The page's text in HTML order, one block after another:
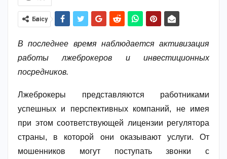
Бөлісу
В последнее время наблюдается активизация
работы лжеброкеров и инвестиционных
посредников.
Лжеброкеры представляются работниками
успешных и перспективных компаний, не имея
при этом соответствующей лицензии регулятора
страны, в которой они оказывают услуги. От
мошенников могут поступать звонки с